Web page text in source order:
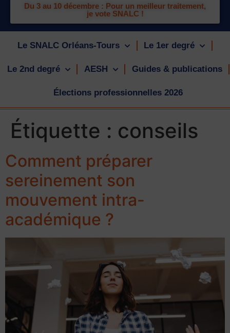
Du 3 au 10 décembre : Pour un meilleur traitement,
je vote SNALC !
Le SNALC Orléans-Tours Le 1er degré
Le 2nd degré AESH Guides & publications
Élections professionnelles 2026
Étiquette : conseils
Comment préparer
sereinement son
mouvement intra-
académique ?